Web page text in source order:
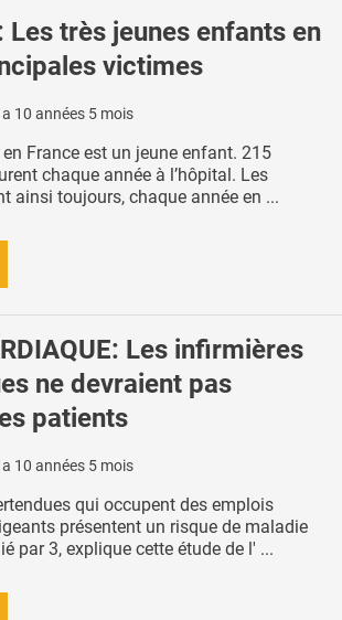
Les très jeunes enfants en
victimes
10 années 5 mois
France est un jeune enfant. 215
chaque année à l’hôpital. Les
ainsi toujours, chaque année en ...
Les infirmières
ne devraient pas
patients
10 années 5 mois
qui occupent des emplois
présentent un risque de maladie
par 3, explique cette étude de l' ...